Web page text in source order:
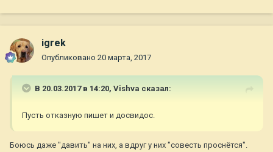
igrek
Опубликовано 20 марта, 2017
В 20.03.2017 в 14:20, Vishva сказал:
Пусть отказную пишет и досвидос.
Боюсь даже "давить" на них, а вдруг у них "совесть проснётся".